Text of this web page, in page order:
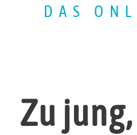
DAS
Zu